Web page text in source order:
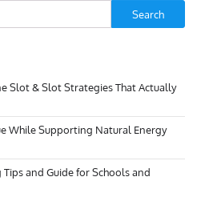
Search
Slot & Slot Strategies That Actually
While Supporting Natural Energy
and Guide for Schools and